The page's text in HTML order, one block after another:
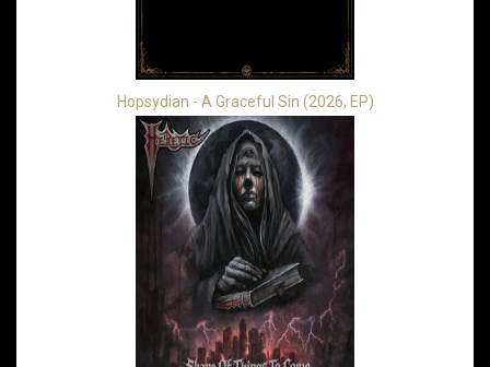
Hopsydian - A Graceful Sin (2026, EP)